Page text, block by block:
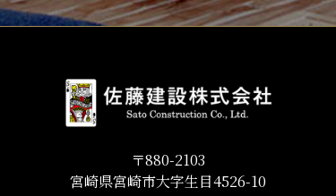
〒880-2103
宮崎県宮崎市大字生目4526-10